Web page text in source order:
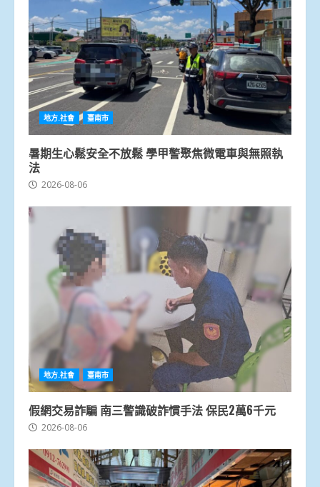
地方.社會 臺南市
暑期生心鬆安全不放鬆 學甲警聚焦微電車與無照執
法
2026-08-06
地方.社會 臺南市
假網交易詐騙 南三警識破詐慣手法 保民2萬6千元
2026-08-06